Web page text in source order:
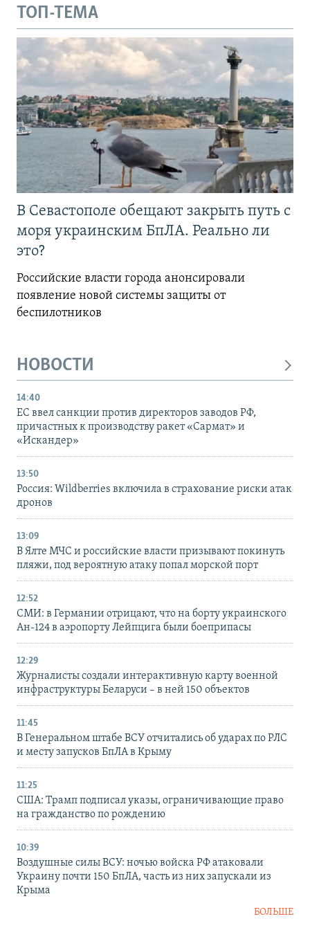
ТОП-ТЕМА
В Севастополе обещают закрыть путь с
моря украинским БпЛА. Реально ли
это?
Российские власти города анонсировали
появление новой системы защиты от
беспилотников
НОВОСТИ
14:40
ЕС ввел санкции против директоров заводов РФ,
причастных к производству ракет «Сармат» и
«Искандер»
13:50
Россия: Wildberries включила в страхование риски атак
дронов
13:09
В Ялте МЧС и российские власти призывают покинуть
пляжи, под вероятную атаку попал морской порт
12:52
СМИ: в Германии отрицают, что на борту украинского
Ан-124 в аэропорту Лейпцига были боеприпасы
12:29
Журналисты создали интерактивную карту военной
инфраструктуры Беларуси – в ней 150 объектов
11:45
В Генеральном штабе ВСУ отчитались об ударах по РЛС
и месту запусков БпЛА в Крыму
11:25
США: Трамп подписал указы, ограничивающие право
на гражданство по рождению
10:39
Воздушные силы ВСУ: ночью войска РФ атаковали
Украину почти 150 БпЛА, часть из них запускали из
Крыма
БОЛЬШЕ